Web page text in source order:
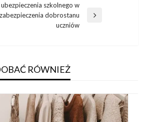
szkolnego w
dobrostanu
uczniów
RÓWNIEŻ